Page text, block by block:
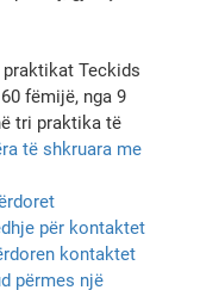
Teckids
fëmijë, nga 9
tri praktika të
të shkruara me
për kontaktet
kontaktet
përmes një